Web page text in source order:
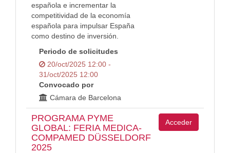
española e incrementar la
competitividad de la economía
española para impulsar España
como destino de inversión.
Periodo de solicitudes
20/oct/2025 12:00 -
31/oct/2025 12:00
Convocado por
Cámara de Barcelona
PROGRAMA PYME
GLOBAL: FERIA MEDICA-
COMPAMED DÜSSELDORF
2025
Acceder